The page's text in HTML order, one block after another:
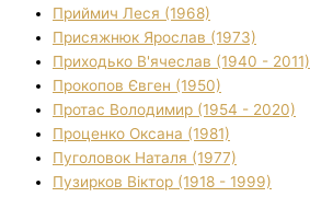
Приймич Леся (1968)
Присяжнюк Ярослав (1973)
Приходько В'ячеслав (1940 - 2011)
Прокопов Євген (1950)
Протас Володимир (1954 - 2020)
Проценко Оксана (1981)
Пуголовок Наталя (1977)
Пузирков Віктор (1918 - 1999)